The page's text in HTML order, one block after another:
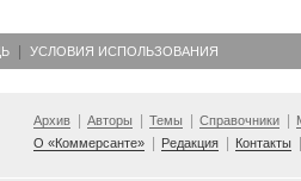
УСЛОВИЯ ИСПОЛЬЗОВАНИЯ
Архив Авторы Темы Справочники
О «Коммерсанте»
Редакция Контакты